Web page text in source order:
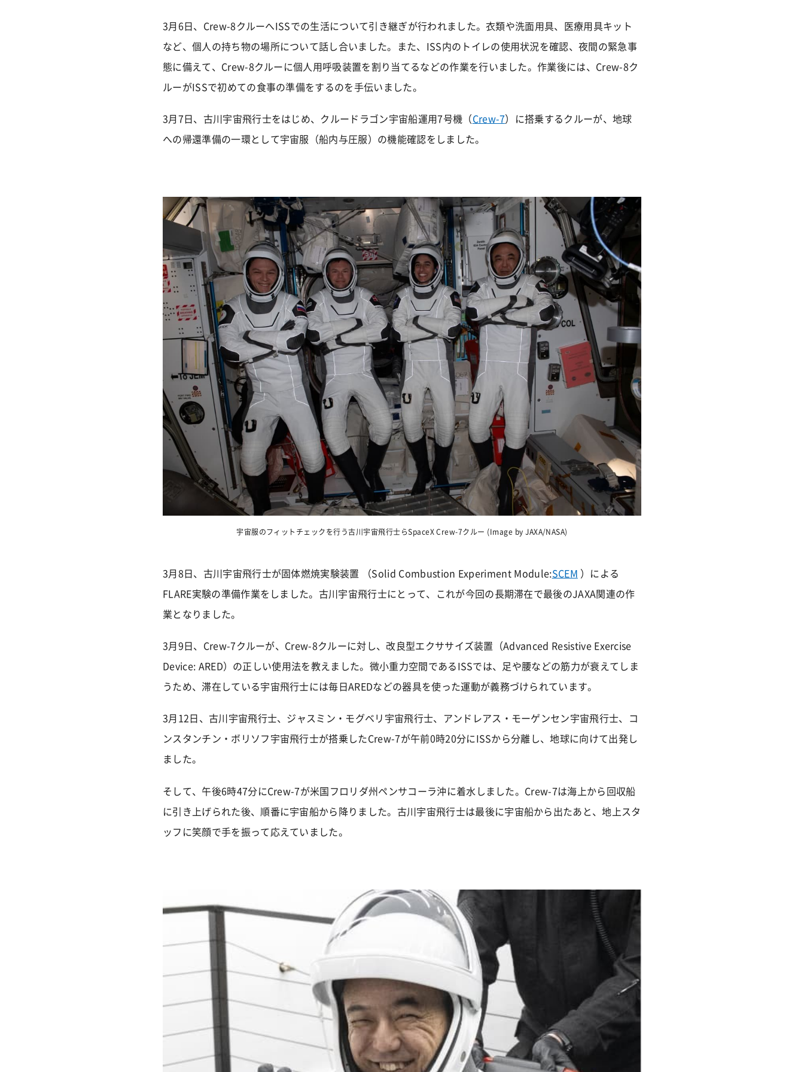
3月6日、Crew-8クルーへISSでの生活について引き継ぎが行われました。衣類や洗面用具、医療用具キット
など、個人の持ち物の場所について話し合いました。また、ISS内のトイレの使用状況を確認、夜間の緊急事
態に備えて、Crew-8クルーに個人用呼吸装置を割り当てるなどの作業を行いました。作業後には、Crew-8ク
ルーがISSで初めての食事の準備をするのを手伝いました。
3月7日、古川宇宙飛行士をはじめ、クルードラゴン宇宙船運用7号機（Crew-7）に搭乗するクルーが、地球
への帰還準備の一環として宇宙服（船内与圧服）の機能確認をしました。
宇宙服のフィットチェックを行う古川宇宙飛行士らSpaceX Crew-7クルー (Image by JAXA/NASA)
3月8日、古川宇宙飛行士が固体燃焼実験装置 （Solid Combustion Experiment Module:SCEM ）による
FLARE実験の準備作業をしました。古川宇宙飛行士にとって、これが今回の長期滞在で最後のJAXA関連の作
業となりました。
3月9日、Crew-7クルーが、Crew-8クルーに対し、改良型エクササイズ装置（Advanced Resistive Exercise
Device: ARED）の正しい使用法を教えました。微小重力空間であるISSでは、足や腰などの筋力が衰えてしま
うため、滞在している宇宙飛行士には毎日AREDなどの器具を使った運動が義務づけられています。
3月12日、古川宇宙飛行士、ジャスミン・モグベリ宇宙飛行士、アンドレアス・モーゲンセン宇宙飛行士、コ
ンスタンチン・ボリソフ宇宙飛行士が搭乗したCrew-7が午前0時20分にISSから分離し、地球に向けて出発し
ました。
そして、午後6時47分にCrew-7が米国フロリダ州ペンサコーラ沖に着水しました。Crew-7は海上から回収船
に引き上げられた後、順番に宇宙船から降りました。古川宇宙飛行士は最後に宇宙船から出たあと、地上スタ
ッフに笑顔で手を振って応えていました。